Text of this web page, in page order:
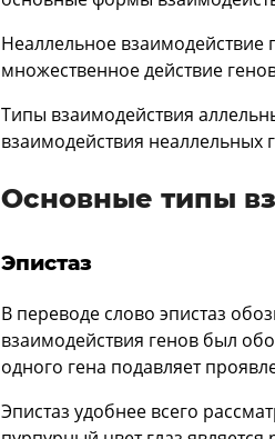
Неаллельное взаимодействие
множественное действие
Типы взаимодействия
взаимодействия неаллельных
Основные типы
Эпистаз
В переводе слово эпистаз
взаимодействия генов был
одного гена подавляет
Эпистаз удобнее всего